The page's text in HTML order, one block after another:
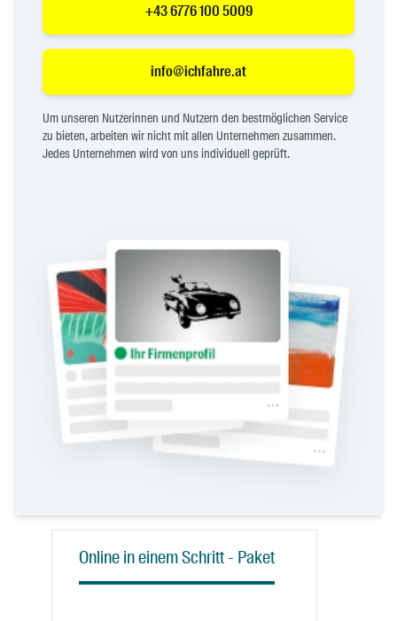
+43 6776 100 5009
info@ichfahre.at
Um unseren Nutzerinnen und Nutzern den bestmöglichen Service
zu bieten, arbeiten wir nicht mit allen Unternehmen zusammen.
Jedes Unternehmen wird von uns individuell geprüft.
Online in einem Schritt - Paket